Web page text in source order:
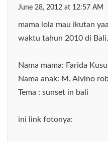
June 28, 2012 at 12:57 AM
mama lola mau ikutan
waktu tahun 2010 di Bali.
Nama mama: Farida
Nama anak: M. Alvino
Tema : sunset in bali
ini link fotonya: